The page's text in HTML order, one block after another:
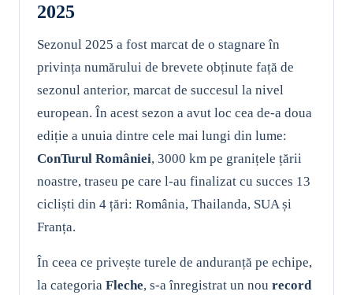
2025
Sezonul 2025 a fost marcat de o stagnare în
privința numărului de brevete obținute față de
sezonul anterior, marcat de succesul la nivel
european. În acest sezon a avut loc cea de-a doua
ediție a unuia dintre cele mai lungi din lume:
ConTurul României, 3000 km pe granițele țării
noastre, traseu pe care l-au finalizat cu succes 13
cicliști din 4 țări: România, Thailanda, SUA și
Franța.
În ceea ce privește turele de anduranță pe echipe,
la categoria Fleche, s-a înregistrat un nou record